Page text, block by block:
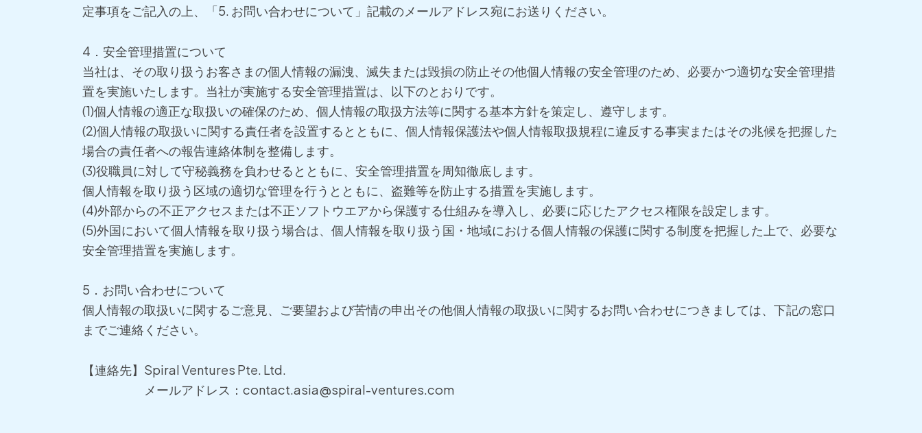
定事項をご記入の上、「5. お問い合わせについて」記載のメールアドレス宛にお送りください。
4．安全管理措置について
当社は、その取り扱うお客さまの個人情報の漏洩、滅失または毀損の防止その他個人情報の安全管理のため、必要かつ適切な安全管理措
置を実施いたします。当社が実施する安全管理措置は、以下のとおりです。
(1)個人情報の適正な取扱いの確保のため、個人情報の取扱方法等に関する基本方針を策定し、遵守します。
(2)個人情報の取扱いに関する責任者を設置するとともに、個人情報保護法や個人情報取扱規程に違反する事実またはその兆候を把握した
場合の責任者への報告連絡体制を整備します。
(3)役職員に対して守秘義務を負わせるとともに、安全管理措置を周知徹底します。
個人情報を取り扱う区域の適切な管理を行うとともに、盗難等を防止する措置を実施します。
(4)外部からの不正アクセスまたは不正ソフトウエアから保護する仕組みを導入し、必要に応じたアクセス権限を設定します。
(5)外国において個人情報を取り扱う場合は、個人情報を取り扱う国・地域における個人情報の保護に関する制度を把握した上で、必要な
安全管理措置を実施します。
5．お問い合わせについて
個人情報の取扱いに関するご意見、ご要望および苦情の申出その他個人情報の取扱いに関するお問い合わせにつきましては、下記の窓口
までご連絡ください。
【連絡先】Spiral Ventures Pte. Ltd.
メールアドレス： contact.asia@spiral-ventures.com